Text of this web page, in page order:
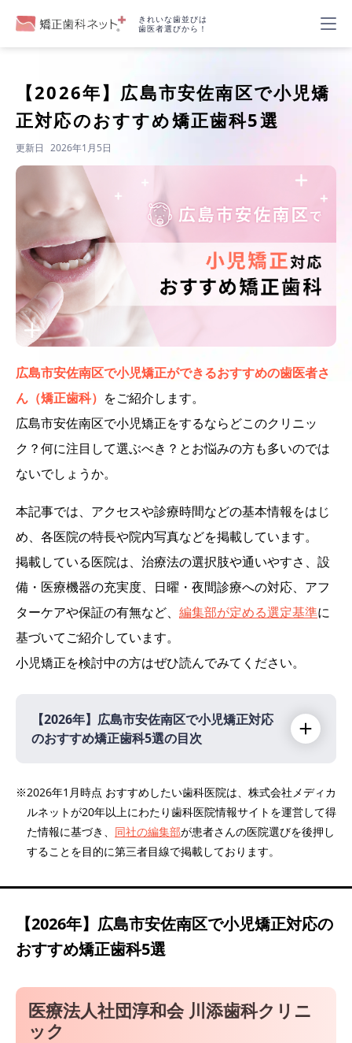
きれいな歯並びは
歯医者選びから！
【2026年】 広島市安佐南区で小児矯
正対応のおすすめ矯正歯科5選
更新日 2026年1月5日
広島市安佐南区で小児矯正ができるおすすめの歯医者さ
ん（矯正歯科） をご紹介します。
広島市安佐南区で小児矯正をするならどこのクリニッ
ク？何に注目して選ぶべき？とお悩みの方も多いのでは
ないでしょうか。
本記事では、アクセスや診療時間などの基本情報をはじ
め、各医院の特長や院内写真などを掲載しています。
掲載している医院は、治療法の選択肢や通いやすさ、設
備・医療機器の充実度、日曜・夜間診療への対応、アフ
ターケアや保証の有無など、 編集部が定める選定基準に
基づいてご紹介しています。
小児矯正を検討中の方はぜひ読んでみてください。
【2026年】 広島市安佐南区で小児矯正対応
のおすすめ矯正歯科5選の目次
医療法人社団淳和会 川添歯科クリニック
さくら矯正歯科クリニック
もりもと矯正歯科
かなで歯科クリニック
※2026年1月時点 おすすめしたい歯科医院は、株式会社メディカ
ルネットが20年以上にわたり歯科医院情報サイトを運営して得
た情報に基づき、 同社の編集部が患者さんの医院選びを後押し
することを目的に第三者目線で掲載しております。
【2026年】 広島市安佐南区で小児矯正対応の
おすすめ矯正歯科5選
医療法人社団淳和会 川添歯科クリニ
ック